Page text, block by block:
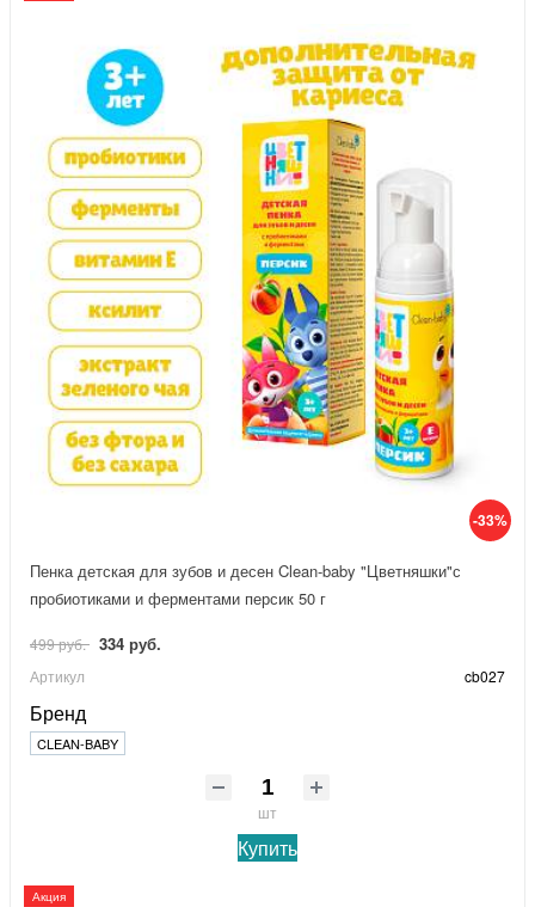
-33%
Пенка детская для зубов и десен Clean-baby "Цветняшки"с
пробиотиками и ферментами персик 50 г
499 руб. 334 руб.
Артикул cb027
Бренд
CLEAN-BABY
шт
Купить
Акция